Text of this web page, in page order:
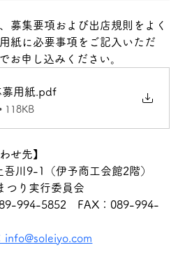
募集要項および出店規則をよく
紙に必要事項をご記入いただ
お申し込みください。
用紙 .pdf
118KB
せ先】
川9-1（伊予商工会館2階）
行委員会
　FAX：089-994-
info@soleiyo.com